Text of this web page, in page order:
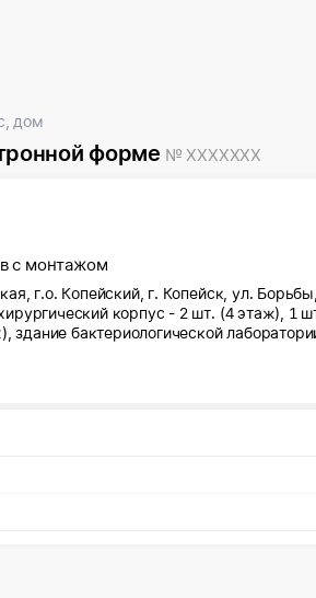
дом
форме № XXXXXXX
с монтажом
г.о. Копейский, г. Копейск, ул.
корпус - 2 шт. (4 этаж), 1
здание бактериологической